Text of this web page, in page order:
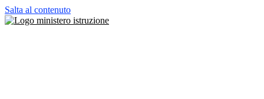
Salta al contenuto